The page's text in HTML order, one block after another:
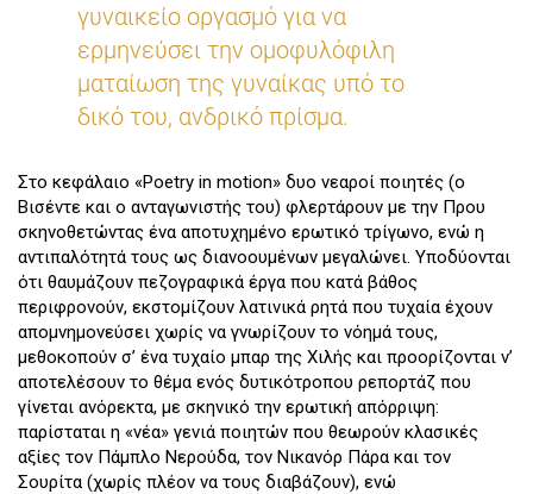
γυναικείο οργασμό για να
ερμηνεύσει την ομοφυλόφιλη
ματαίωση της γυναίκας υπό το
δικό του, ανδρικό πρίσμα.
Στο κεφάλαιο «Poetry in motion» δυο νεαροί ποιητές (ο
Βισέντε και ο ανταγωνιστής του) φλερτάρουν με την Πρου
σκηνοθετώντας ένα αποτυχημένο ερωτικό τρίγωνο, ενώ η
αντιπαλότητά τους ως διανοουμένων μεγαλώνει. Υποδύονται
ότι θαυμάζουν πεζογραφικά έργα που κατά βάθος
περιφρονούν, εκστομίζουν λατινικά ρητά που τυχαία έχουν
απομνημονεύσει χωρίς να γνωρίζουν το νόημά τους,
μεθοκοπούν σ’ ένα τυχαίο μπαρ της Χιλής και προορίζονται ν’
αποτελέσουν το θέμα ενός δυτικότροπου ρεπορτάζ που
γίνεται ανόρεκτα, με σκηνικό την ερωτική απόρριψη:
παρίσταται η «νέα» γενιά ποιητών που θεωρούν κλασικές
αξίες τον Πάμπλο Νερούδα, τον Νικανόρ Πάρα και τον
Σουρίτα (χωρίς πλέον να τους διαβάζουν), ενώ